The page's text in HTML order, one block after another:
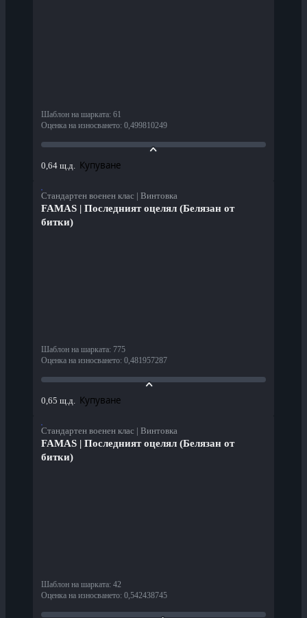
Шаблон на шарката: 61
Оценка на износването: 0,499810249
0,64 щ.д. Купуване
Стандартен военен клас | Винтовка
FAMAS | Последният оцелял (Белязан от
битки)
Шаблон на шарката: 775
Оценка на износването: 0,481957287
0,65 щ.д. Купуване
Стандартен военен клас | Винтовка
FAMAS | Последният оцелял (Белязан от
битки)
Шаблон на шарката: 42
Оценка на износването: 0,542438745